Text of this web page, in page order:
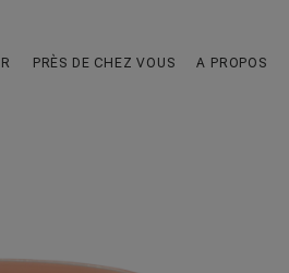
PRÈS DE CHEZ VOUS A PROPOS